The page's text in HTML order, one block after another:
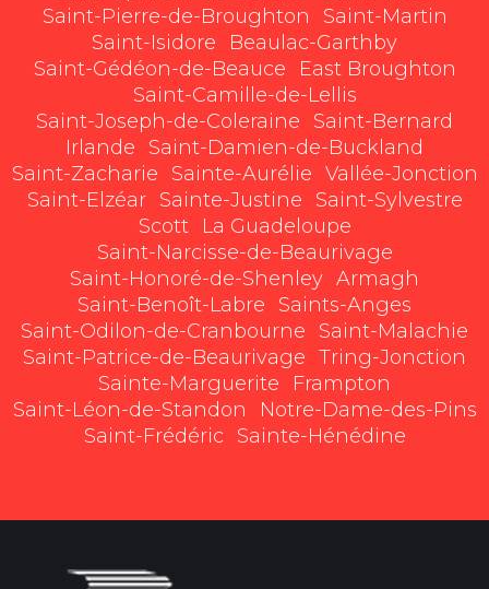
Saint-Pierre-de-Broughton
Saint-Martin
Saint-Isidore
Beaulac-Garthby
Saint-Gédéon-de-Beauce
East Broughton
Saint-Camille-de-Lellis
Saint-Joseph-de-Coleraine
Saint-Bernard
Irlande
Saint-Damien-de-Buckland
Saint-Zacharie
Sainte-Aurélie Vallée-Jonction
Saint-Elzéar
Sainte-Justine
Saint-Sylvestre
Scott
La Guadeloupe
Saint-Narcisse-de-Beaurivage
Saint-Honoré-de-Shenley Armagh
Saint-Benoît-Labre
Saints-Anges
Saint-Odilon-de-Cranbourne
Saint-Malachie
Saint-Patrice-de-Beaurivage Tring-Jonction
Sainte-Marguerite
Frampton
Saint-Léon-de-Standon
Notre-Dame-des-Pins
Saint-Frédéric
Sainte-Hénédine